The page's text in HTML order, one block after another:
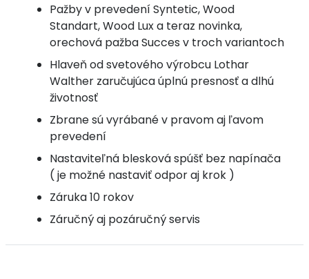
Pažby v prevedení Syntetic, Wood
Standart, Wood Lux a teraz novinka,
orechová pažba Succes v troch variantoch
Hlaveň od svetového výrobcu Lothar
Walther zaručujúca úplnú presnosť a dlhú
životnosť
Zbrane sú vyrábané v pravom aj ľavom
prevedení
Nastaviteľná blesková spúšť bez napínača
( je možné nastaviť odpor aj krok )
Záruka 10 rokov
Záručný aj pozáručný servis